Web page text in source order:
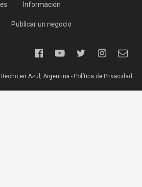
Información
Publicar un negocio
en Azul, Argentina - Política de Privacidad